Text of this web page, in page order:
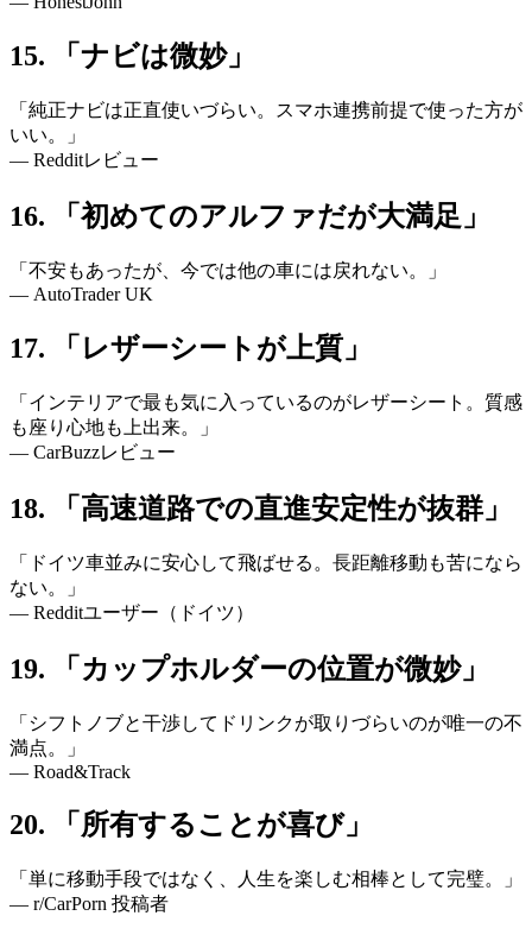
15. 「ナビは微妙」
「純正ナビは正直使いづらい。スマホ連携前提で使った方が
いい。」
— Redditレビュー
16. 「初めてのアルファだが大満足」
「不安もあったが、今では他の車には戻れない。」
— AutoTrader UK
17. 「レザーシートが上質」
「インテリアで最も気に入っているのがレザーシート。質感
も座り心地も上出来。」
— CarBuzzレビュー
18. 「高速道路での直進安定性が抜群」
「ドイツ車並みに安心して飛ばせる。長距離移動も苦になら
ない。」
— Redditユーザー（ドイツ）
19. 「カップホルダーの位置が微妙」
「シフトノブと干渉してドリンクが取りづらいのが唯一の不
満点。」
— Road&Track
20. 「所有することが喜び」
「単に移動手段ではなく、人生を楽しむ相棒として完璧。」
— r/CarPorn 投稿者